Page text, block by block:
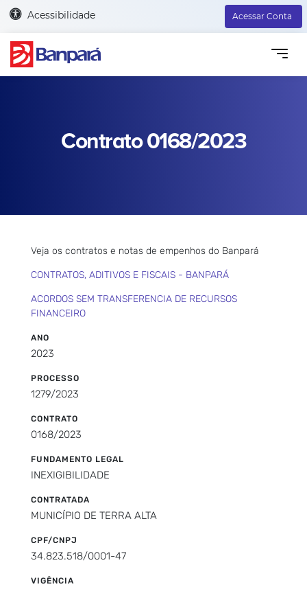
Acessibilidade Acessar Conta
Contrato 0168/2023
Veja os contratos e notas de empenhos do Banpará
CONTRATOS, ADITIVOS E FISCAIS - BANPARÁ
ACORDOS SEM TRANSFERENCIA DE RECURSOS
FINANCEIRO
ANO
2023
PROCESSO
1279/2023
CONTRATO
0168/2023
FUNDAMENTO LEGAL
INEXIGIBILIDADE
CONTRATADA
MUNICÍPIO DE TERRA ALTA
CPF/CNPJ
34.823.518/0001-47
VIGÊNCIA